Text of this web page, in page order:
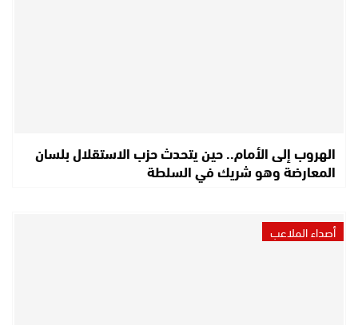
الهروب إلى الأمام.. حين يتحدث حزب الاستقلال بلسان
المعارضة وهو شريك في السلطة
أصداء الملاعب